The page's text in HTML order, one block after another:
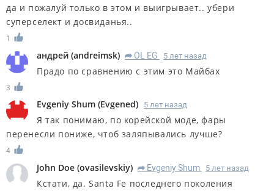
да и пожалуй только в этом и выигрывает.. убери
суперселект и досвиданья..
1
андрей (andreimsk) R OL EG 5 лет назад
Прадо по сравнению с этим это Майбах
3
Evgeniy Shum (Evgened) 5 лет назад
Я так понимаю, по корейской моде, фары
перенесли пониже, чтоб заляпывались лучше?
4
John Doe (ovasilevskiy) R Evgeniy Shum 5 лет назад
Кстати, да. Santa Fe последнего поколения